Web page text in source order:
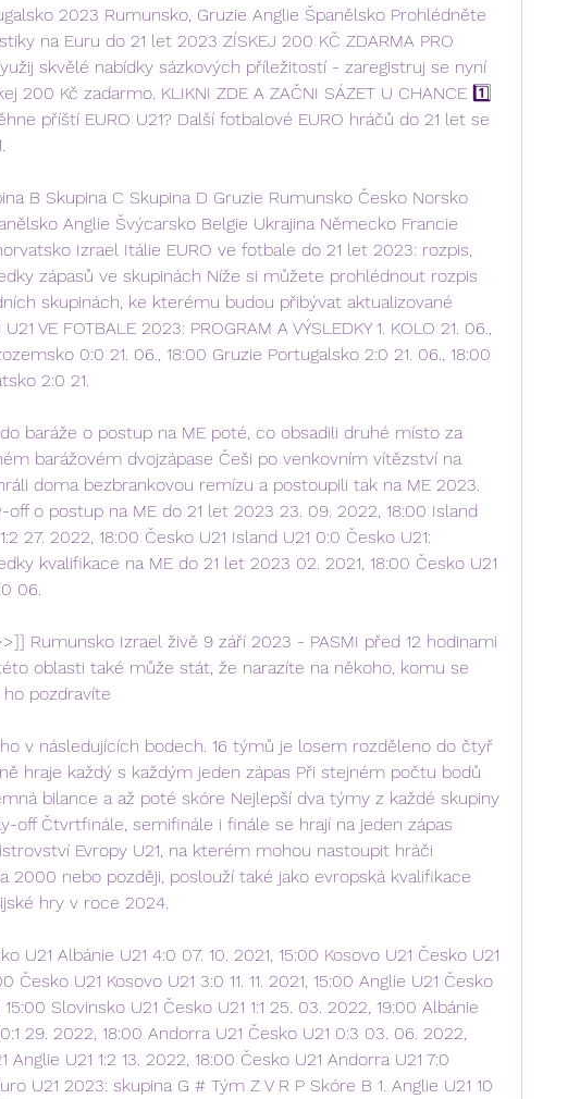
2023 Rumunsko, Gruzie Anglie Španělsko Prohlédněte
na Euru do 21 let 2023 ZÍSKEJ 200 KČ ZDARMA PRO
skvělé nabídky sázkových příležitostí - zaregistruj se nyní
200 Kč zadarmo. KLIKNI ZDE A ZAČNI SÁZET U CHANCE 1️⃣
příští EURO U21? Další fotbalové EURO hráčů do 21 let se
B Skupina C Skupina D Gruzie Rumunsko Česko Norsko
Anglie Švýcarsko Belgie Ukrajina Německo Francie
Izrael Itálie EURO ve fotbale do 21 let 2023: rozpis,
zápasů ve skupinách Níže si můžete prohlédnout rozpis
skupinách, ke kterému budou přibývat aktualizované
VE FOTBALE 2023: PROGRAM A VÝSLEDKY 1. KOLO 21. 06.,
0:0 21. 06., 18:00 Gruzie Portugalsko 2:0 21. 06., 18:00
2:0 21.
baráže o postup na ME poté, co obsadili druhé místo za
barážovém dvojzápase Češi po venkovním vítězství na
doma bezbrankovou remízu a postoupili tak na ME 2023.
off o postup na ME do 21 let 2023 23. 09. 2022, 18:00 Island
27. 2022, 18:00 Česko U21 Island U21 0:0 Česko U21:
kvalifikace na ME do 21 let 2023 02. 2021, 18:00 Česko U21
06.
Rumunsko Izrael živě 9 září 2023 - PASMI před 12 hodinami
oblasti také může stát, že narazíte na někoho, komu se
pozdravíte
v následujících bodech. 16 týmů je losem rozděleno do čtyř
hraje každý s každým jeden zápas Při stejném počtu bodů
bilance a až poté skóre Nejlepší dva týmy z každé skupiny
off Čtvrtfinále, semifinále i finále se hrají na jeden zápas
Evropy U21, na kterém mohou nastoupit hráči
2000 nebo později, poslouží také jako evropská kvalifikace
hry v roce 2024.
U21 Albánie U21 4:0 07. 10. 2021, 15:00 Kosovo U21 Česko U21
Česko U21 Kosovo U21 3:0 11. 11. 2021, 15:00 Anglie U21 Česko
15:00 Slovinsko U21 Česko U21 1:1 25. 03. 2022, 19:00 Albánie
29. 2022, 18:00 Andorra U21 Česko U21 0:3 03. 06. 2022,
Anglie U21 1:2 13. 2022, 18:00 Česko U21 Andorra U21 7:0
U21 2023: skupina G # Tým Z V R P Skóre B 1. Anglie U21 10